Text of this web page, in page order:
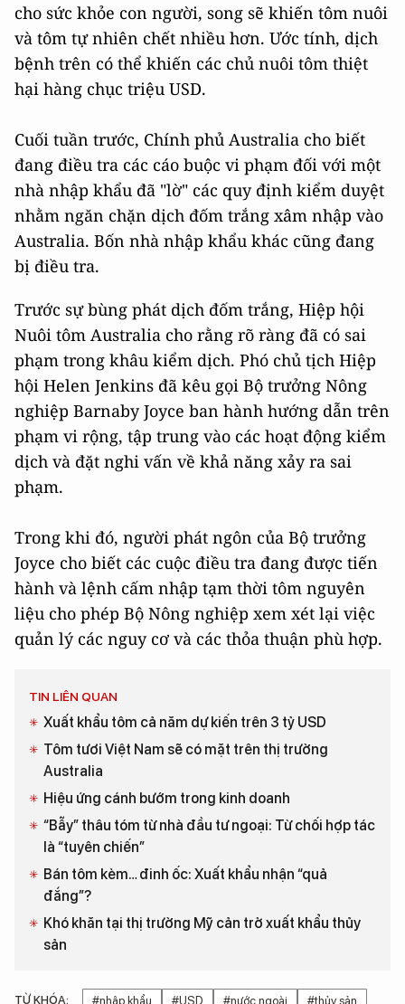
cho sức khỏe con người, song sẽ khiến tôm nuôi
và tôm tự nhiên chết nhiều hơn. Ước tính, dịch
bệnh trên có thể khiến các chủ nuôi tôm thiệt
hại hàng chục triệu USD.
Cuối tuần trước, Chính phủ Australia cho biết
đang điều tra các cáo buộc vi phạm đối với một
nhà nhập khẩu đã "lờ" các quy định kiểm duyệt
nhằm ngăn chặn dịch đốm trắng xâm nhập vào
Australia. Bốn nhà nhập khẩu khác cũng đang
bị điều tra.
Trước sự bùng phát dịch đốm trắng, Hiệp hội
Nuôi tôm Australia cho rằng rõ ràng đã có sai
phạm trong khâu kiểm dịch. Phó chủ tịch Hiệp
hội Helen Jenkins đã kêu gọi Bộ trưởng Nông
nghiệp Barnaby Joyce ban hành hướng dẫn trên
phạm vi rộng, tập trung vào các hoạt động kiểm
dịch và đặt nghi vấn về khả năng xảy ra sai
phạm.
Trong khi đó, người phát ngôn của Bộ trưởng
Joyce cho biết các cuộc điều tra đang được tiến
hành và lệnh cấm nhập tạm thời tôm nguyên
liệu cho phép Bộ Nông nghiệp xem xét lại việc
quản lý các nguy cơ và các thỏa thuận phù hợp.
TIN LIÊN QUAN
Xuất khẩu tôm cả năm dự kiến trên 3 tỷ USD
Tôm tươi Việt Nam sẽ có mặt trên thị trường
Australia
Hiệu ứng cánh bướm trong kinh doanh
“Bẫy” thâu tóm từ nhà đầu tư ngoại: Từ chối hợp tác
là “tuyên chiến”
Bán tôm kèm… đinh ốc: Xuất khẩu nhận “quả
đắng”?
Khó khăn tại thị trường Mỹ cản trở xuất khẩu thủy
sản
TỪ KHÓA: #nhập khẩu #USD #nước ngoài #thủy sản